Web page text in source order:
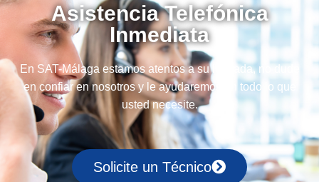
Asistencia Telefónica
Inmediata
En SAT-Málaga estamos atentos a su llamada, no dude
en confiar en nosotros y le ayudaremos en todo lo que
usted necesite.
Solicite un Técnico